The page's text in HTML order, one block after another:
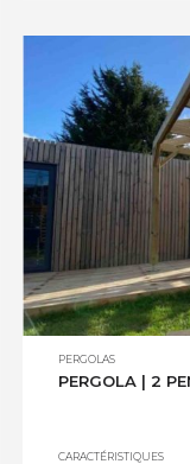
jardin ou un
PERGOLAS
PERGOLA | 2
CARACTÉRISTIQUES